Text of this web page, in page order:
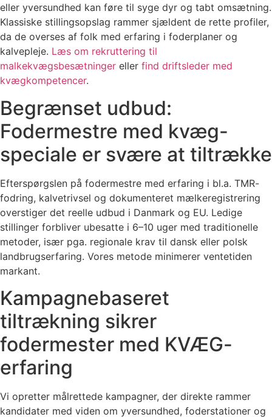
eller yversundhed kan føre til syge dyr og tabt omsætning.
Klassiske stillingsopslag rammer sjældent de rette profiler,
da de overses af folk med erfaring i foderplaner og
kalvepleje. Læs om rekruttering til
malkekvægsbesætninger eller find driftsleder med
kvægkompetencer.
Begrænset udbud:
Fodermestre med kvæg-
speciale er svære at tiltrække
Efterspørgslen på fodermestre med erfaring i bl.a. TMR-
fodring, kalvetrivsel og dokumenteret mælkeregistrering
overstiger det reelle udbud i Danmark og EU. Ledige
stillinger forbliver ubesatte i 6–10 uger med traditionelle
metoder, især pga. regionale krav til dansk eller polsk
landbrugserfaring. Vores metode minimerer ventetiden
markant.
Kampagnebaseret
tiltrækning sikrer
fodermester med KVÆG-
erfaring
Vi opretter målrettede kampagner, der direkte rammer
kandidater med viden om yversundhed, foderstationer og